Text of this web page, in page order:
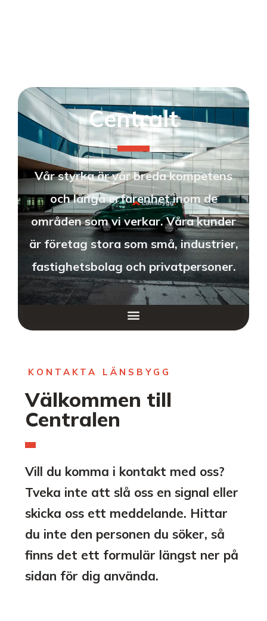
Centralt
Vår styrka är vår breda kompetens
och långa erfarenhet inom de
områden som vi verkar. Våra kunder
är företag stora som små, industrier,
fastighetsbolag och privatpersoner.
KONTAKTA LÄNSBYGG
Välkommen till
Centralen
Vill du komma i kontakt med oss?
Tveka inte att slå oss en signal eller
skicka oss ett meddelande. Hittar
du inte den personen du söker, så
finns det ett formulär längst ner på
sidan för dig använda.